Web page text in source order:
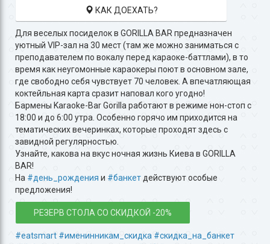
КАК ДОЕХАТЬ?
Для веселых посиделок в GORILLA BAR предназначен
уютный VIP-зал на 30 мест (там же можно заниматься с
преподавателем по вокалу перед караоке-баттлами), в то
время как неугомонные караокеры поют в основном зале,
где свободно себя чувствует 70 человек. А впечатляющая
коктейльная карта сразит наповал кого угодно!
Бармены Karaoke-Bar Gorilla работают в режиме нон-стоп с
18:00 и до 6:00 утра. Особенно горячо им приходится на
тематических вечеринках, которые проходят здесь с
завидной регулярностью.
Узнайте, какова на вкус ночная жизнь Киева в GORILLA
BAR!
На #день_рождения и #банкет действуют особые
предложения!
РЕЗЕРВ СТОЛА СО СКИДКОЙ -20%
#eatsmart #именинникам_скидка #скидка_на_банкет